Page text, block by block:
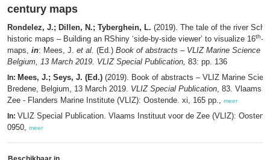
century maps
Rondelez, J.; Dillen, N.; Tyberghein, L. (2019). The tale of the river
historic maps – Building an RShiny ‘side-by-side viewer’ to visualize 16th-
maps, in: Mees, J. et al. (Ed.) Book of abstracts – VLIZ Marine Science
Belgium, 13 March 2019. VLIZ Special Publication, 83: pp. 136
In: Mees, J.; Seys, J. (Ed.) (2019). Book of abstracts – VLIZ Marine
Bredene, Belgium, 13 March 2019. VLIZ Special Publication, 83. Vlaams
Zee - Flanders Marine Institute (VLIZ): Oostende. xi, 165 pp., meer
In: VLIZ Special Publication. Vlaams Instituut voor de Zee (VLIZ):
0950, meer